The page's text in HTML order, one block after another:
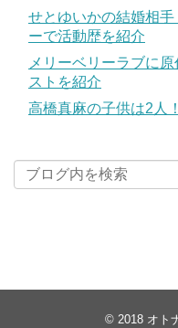
せとゆいかの結婚相
ーで活動歴を紹介
メリーベリーラブに
ストを紹介
高橋真麻の子供は2人
© 2018 オト